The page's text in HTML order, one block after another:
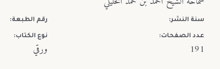
سنة النشر: رقم الطبعة:
عدد الصفحات:
191
نوع الكتاب:
ورقي